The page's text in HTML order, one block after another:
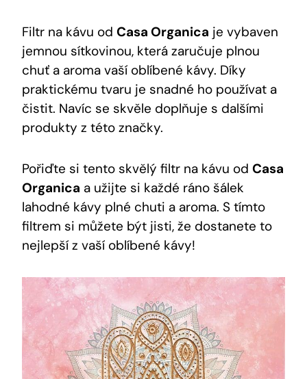
Filtr na kávu od Casa Organica je vybaven
jemnou sítkovinou, která zaručuje plnou
chuť a aroma vaší oblíbené kávy. Díky
praktickému tvaru je snadné ho používat a
čistit. Navíc se skvěle doplňuje s dalšími
produkty z této značky.
Pořiďte si tento skvělý filtr na kávu od Casa
Organica a užijte si každé ráno šálek
lahodné kávy plné chuti a aroma. S tímto
filtrem si můžete být jisti, že dostanete to
nejlepší z vaší oblíbené kávy!